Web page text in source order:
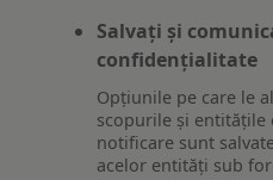
Salvați și
confidențialitate
Opțiunile pe care le
scopurile și entitățile
notificare sunt
acelor entități sub